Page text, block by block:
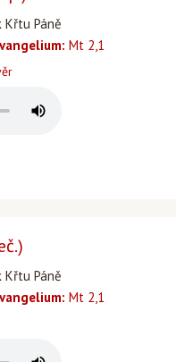
Křtu Páně
Mt 2,1
Křtu Páně
Mt 2,1